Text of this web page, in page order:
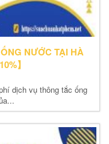
NƯỚC TẠI HÀ
】
dịch vụ thông tắc ống